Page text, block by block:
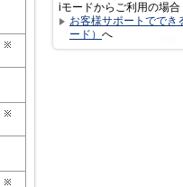
iモードからご利用の場合
お客様サポートででき
ード） へ